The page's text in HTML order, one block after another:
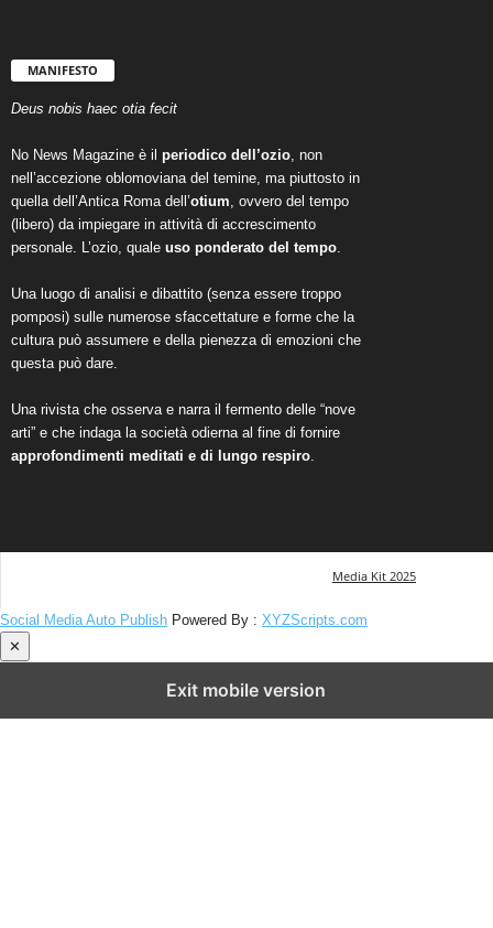
MANIFESTO
Deus nobis haec otia fecit
No News Magazine è il periodico dell’ozio, non
nell’accezione oblomoviana del temine, ma piuttosto in
quella dell’Antica Roma dell’otium, ovvero del tempo
(libero) da impiegare in attività di accrescimento
personale. L’ozio, quale uso ponderato del tempo.
Una luogo di analisi e dibattito (senza essere troppo
pomposi) sulle numerose sfaccettature e forme che la
cultura può assumere e della pienezza di emozioni che
questa può dare.
Una rivista che osserva e narra il fermento delle “nove
arti” e che indaga la società odierna al fine di fornire
approfondimenti meditati e di lungo respiro.
Media Kit 2025
Social Media Auto Publish Powered By : XYZScripts.com
✕
Exit mobile version